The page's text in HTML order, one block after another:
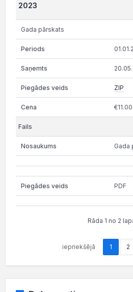
2023
Gada pārskats
ZIP
€11.00
Gada
PDF
Rāda 1 no 2
iepriekšējā 1 2